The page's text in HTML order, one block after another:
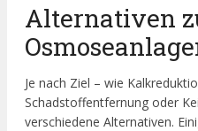
Alternativen
Je nach Ziel – wie
Schadstoffentfernung oder
verschiedene Alternativen.